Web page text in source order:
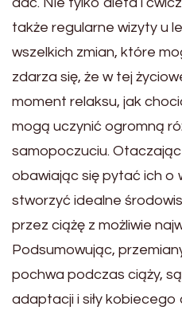
także regularne wizyty u
wszelkich zmian, które
zdarza się, że w tej
moment relaksu, jak
mogą uczynić ogromną
samopoczuciu. Otaczając
obawiając się pytać ich o
stworzyć idealne
przez ciążę z możliwie
Podsumowując,
pochwa podczas ciąży,
adaptacji i siły kobiecego